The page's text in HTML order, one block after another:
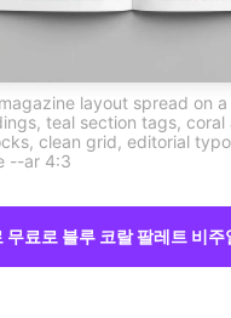
layout spread on
teal section tags,
clean grid, editorial
--ar 4:3
무료로 블루 코랄 팔레트 비주